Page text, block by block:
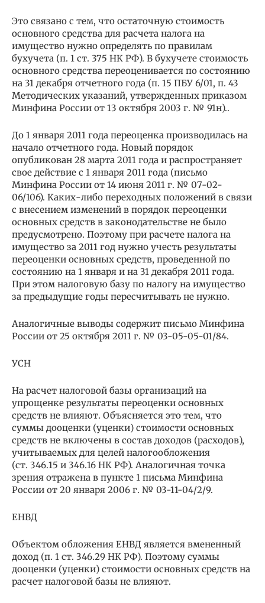
Это связано с тем, что остаточную стоимость
основного средства для расчета налога на
имущество нужно определять по правилам
бухучета (п. 1 ст. 375 НК РФ). В бухучете стоимость
основного средства переоценивается по состоянию
на 31 декабря отчетного года (п. 15 ПБУ 6/01, п. 43
Методических указаний, утвержденных приказом
Минфина России от 13 октября 2003 г. № 91н)..
До 1 января 2011 года переоценка производилась на
начало отчетного года. Новый порядок
опубликован 28 марта 2011 года и распространяет
свое действие с 1 января 2011 года (письмо
Минфина России от 14 июня 2011 г. № 07-02-
06/106). Каких-либо переходных положений в связи
с внесением изменений в порядок переоценки
основных средств в законодательстве не было
предусмотрено. Поэтому при расчете налога на
имущество за 2011 год нужно учесть результаты
переоценки основных средств, проведенной по
состоянию на 1 января и на 31 декабря 2011 года.
При этом налоговую базу по налогу на имущество
за предыдущие годы пересчитывать не нужно.
Аналогичные выводы содержит письмо Минфина
России от 25 октября 2011 г. № 03-05-05-01/84.
УСН
На расчет налоговой базы организаций на
упрощенке результаты переоценки основных
средств не влияют. Объясняется это тем, что
суммы дооценки (уценки) стоимости основных
средств не включены в состав доходов (расходов),
учитываемых для целей налогообложения
(ст. 346.15 и 346.16 НК РФ). Аналогичная точка
зрения отражена в пункте 1 письма Минфина
России от 20 января 2006 г. № 03-11-04/2/9.
ЕНВД
Объектом обложения ЕНВД является вмененный
доход (п. 1 ст. 346.29 НК РФ). Поэтому суммы
дооценки (уценки) стоимости основных средств на
расчет налоговой базы не влияют.